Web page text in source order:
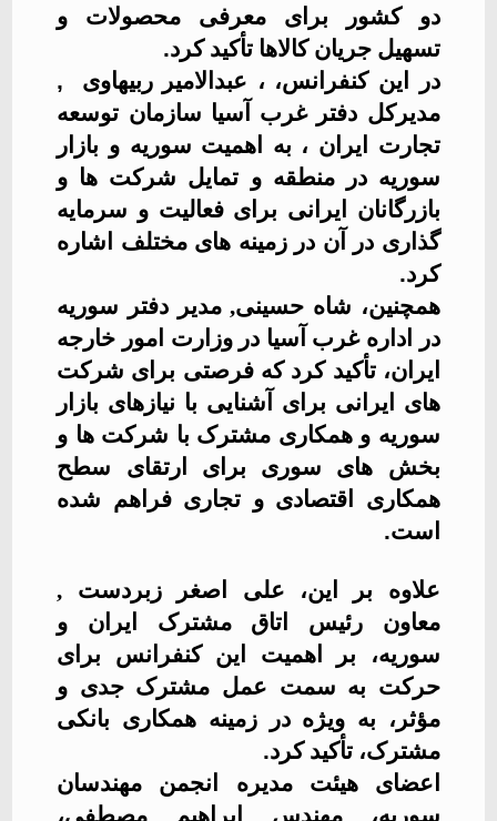
دو کشور برای معرفی محصولات و
تسهیل جریان کالاها تأکید کرد.
در این کنفرانس، ، عبدالامیر ربیهاوی
,
مدیرکل دفتر غرب آسیا سازمان توسعه
تجارت ایران ، به اهمیت سوریه و بازار
سوریه در منطقه و تمایل شرکت ها و
بازرگانان ایرانی برای فعالیت و سرمایه
گذاری در آن در زمینه های مختلف اشاره
کرد.
همچنین، شاه حسینی, مدیر دفتر سوریه
در اداره غرب آسیا در وزارت امور خارجه
ایران، تأکید کرد که فرصتی برای شرکت
های ایرانی برای آشنایی با نیازهای بازار
سوریه و همکاری مشترک با شرکت ها و
بخش های سوری برای ارتقای سطح
همکاری اقتصادی و تجاری فراهم شده
است.
علاوه بر این، علی اصغر زبردست ,
معاون رئیس اتاق مشترک ایران و
سوریه، بر اهمیت این کنفرانس برای
حرکت به سمت عمل مشترک جدی و
مؤثر، به ویژه در زمینه همکاری بانکی
مشترک، تأکید کرد.
اعضای هیئت مدیره انجمن مهندسان
سوریه، مهندس ابراهیم مصطفی،